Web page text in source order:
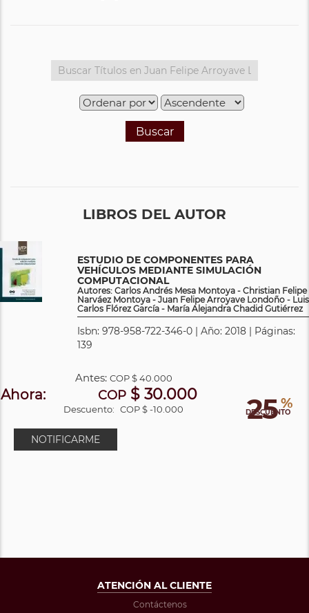
Buscar
LIBROS DEL AUTOR
ESTUDIO DE COMPONENTES PARA
VEHÍCULOS MEDIANTE SIMULACIÓN
COMPUTACIONAL
Autores: Carlos Andrés Mesa Montoya - Christian Felipe
Narváez Montoya - Juan Felipe Arroyave Londoño - Luis
Carlos Flórez García - María Alejandra Chadid Gutiérrez
Isbn: 978-958-722-346-0 | Año: 2018 | Páginas:
139
25 %
DESCUENTO
Antes: COP$ 40.000
Ahora: COP $ 30.000
Descuento: COP $ -10.000
NOTIFICARME
ATENCIÓN AL CLIENTE
Contáctenos